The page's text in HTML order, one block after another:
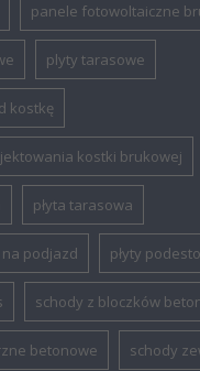
panele fotowoltaiczne
plyty tarasowe
kostkę
kostki brukowej
płyta tarasowa
podjazd płyty
schody z bloczków
betonowe schody